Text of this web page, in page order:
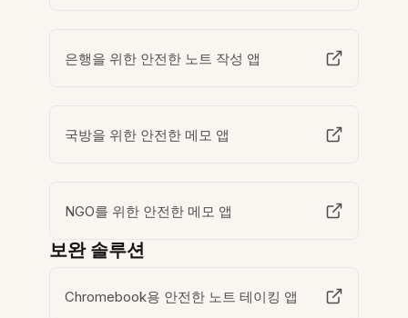
은행을 위한 안전한 노트 작성 앱
국방을 위한 안전한 메모 앱
NGO를 위한 안전한 메모 앱
보완 솔루션
Chromebook용 안전한 노트 테이킹 앱